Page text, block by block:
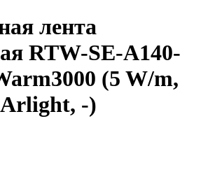
лента
RTW-SE-A140-
(5 W/m,
-)